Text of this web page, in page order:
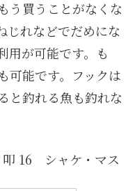
う買うことがなくな
じれなどでだめにな
用が可能です。も
可能です。フックは
と釣れる魚も釣れな
叩 16 シャケ・マス